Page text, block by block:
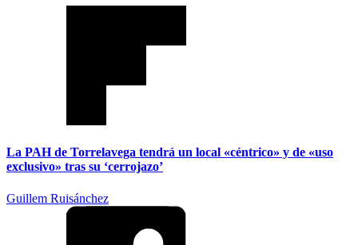
La PAH de Torrelavega tendrá un local «céntrico» y de «uso
exclusivo» tras su ‘cerrojazo’
Guillem Ruisánchez